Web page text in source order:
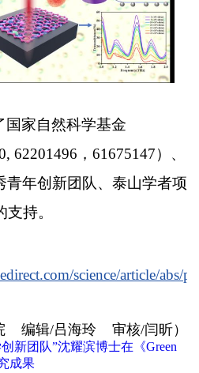
国家自然科学基金
62201496，61675147）、
青年创新团队、泰山学者项
支持。
science/article/abs/
编辑/吕海玲 审核/闫昕）
新团队”沈耀滨博士在《Green
成果